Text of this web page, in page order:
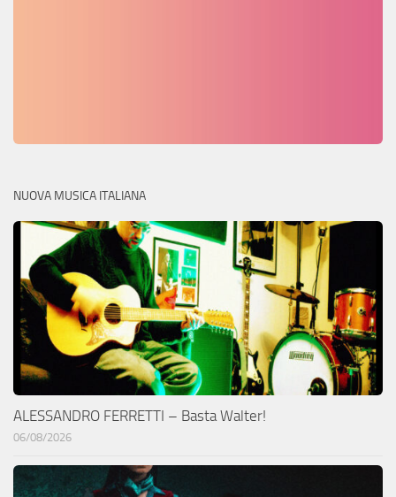
NUOVA MUSICA ITALIANA
ALESSANDRO FERRETTI – Basta Walter!
06/08/2026